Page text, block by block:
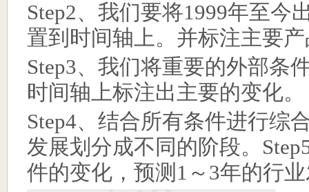
Step2、我们要将1999年至今
置到时间轴上。并标注主要
Step3、我们将重要的外部条
时间轴上标注出主要的变化。
Step4、结合所有条件进行综
发展划分成不同的阶段。
件的变化，预测 1 ～ 3年的行